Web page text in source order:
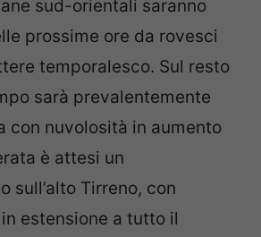
sud-orientali saranno
prossime ore da rovesci
temporalesco. Sul resto
sarà prevalentemente
con nuvolosità in aumento
è attesi un
sull’alto Tirreno, con
estensione a tutto il